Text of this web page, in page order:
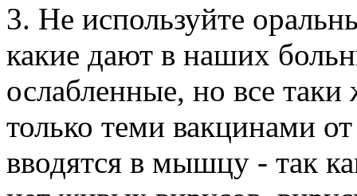
3. Не используйте
какие дают в наших
ослабленные, но все
только теми вакцинами
вводятся в мышцу - так